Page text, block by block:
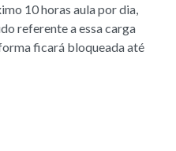
10 horas aula por dia,
referente a essa carga
ficará bloqueada até